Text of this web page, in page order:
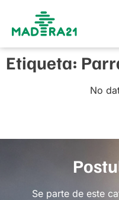
Etiqueta:
No
Se parte de este